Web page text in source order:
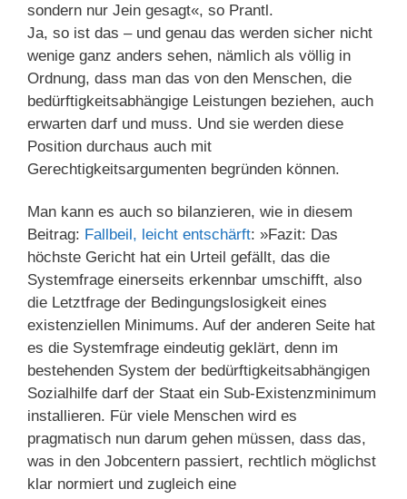
sondern nur Jein gesagt«, so Prantl.
Ja, so ist das – und genau das werden sicher nicht
wenige ganz anders sehen, nämlich als völlig in
Ordnung, dass man das von den Menschen, die
bedürftigkeitsabhängige Leistungen beziehen, auch
erwarten darf und muss. Und sie werden diese
Position durchaus auch mit
Gerechtigkeitsargumenten begründen können.
Man kann es auch so bilanzieren, wie in diesem
Beitrag: Fallbeil, leicht entschärft: »Fazit: Das
höchste Gericht hat ein Urteil gefällt, das die
Systemfrage einerseits erkennbar umschifft, also
die Letztfrage der Bedingungslosigkeit eines
existenziellen Minimums. Auf der anderen Seite hat
es die Systemfrage eindeutig geklärt, denn im
bestehenden System der bedürftigkeitsabhängigen
Sozialhilfe darf der Staat ein Sub-Existenzminimum
installieren. Für viele Menschen wird es
pragmatisch nun darum gehen müssen, dass das,
was in den Jobcentern passiert, rechtlich möglichst
klar normiert und zugleich eine